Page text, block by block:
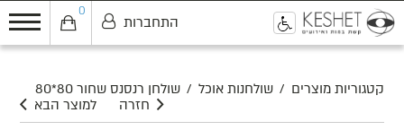
0
התחברות
קטגוריות מוצרים / שולחנות אוכל / שולחן רנסנס שחור 80*80
למוצר הבא
חזרה